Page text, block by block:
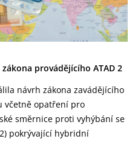
provádějícího ATAD 2
návrh zákona zavádějícího
včetně opatření pro
směrnice proti vyhýbání se
pokrývající hybridní